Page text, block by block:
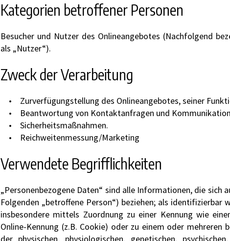
Kategorien betroffener Personen
Besucher und Nutzer des Onlineangebotes (Nachfolgend
als „Nutzer“).
Zweck der Verarbeitung
Zurverfügungstellung des Onlineangebotes, seiner
Beantwortung von Kontaktanfragen und
Sicherheitsmaßnahmen.
Reichweitenmessung/Marketing
Verwendete Begrifflichkeiten
„Personenbezogene Daten“ sind alle Informationen, die
Folgenden „betroffene Person“) beziehen; als
insbesondere mittels Zuordnung zu einer Kennung wie
Online-Kennung (z.B. Cookie) oder zu einem oder